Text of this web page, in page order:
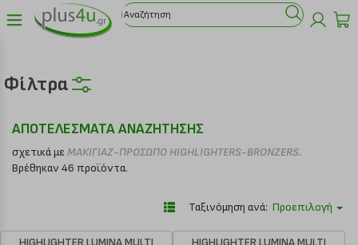
Φίλτρα
ΑΠΟΤΕΛΕΣΜΑΤΑ ΑΝΑΖΗΤΗΣΗΣ
σχετικά με ΜΑΚΙΓΙΑΖ-ΠΡΟΣΩΠΟ HIGHLIGHTERS-BRONZERS.
Βρέθηκαν 46 προϊόντα.
Ταξινόμηση ανά: Προεπιλογή
HIGHLIGHTER LUMINA MULTI
HIGHLIGHTER LUMINA MULTI